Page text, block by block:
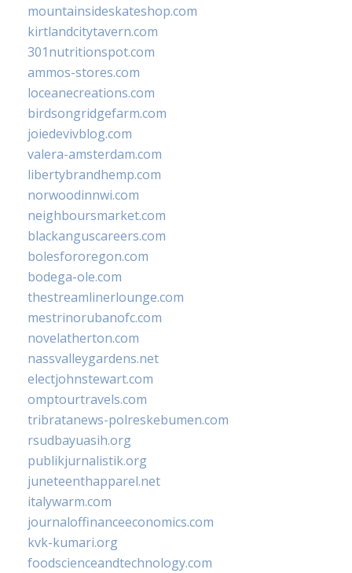
mountainsideskateshop.com
kirtlandcitytavern.com
301nutritionspot.com
ammos-stores.com
loceanecreations.com
birdsongridgefarm.com
joiedevivblog.com
valera-amsterdam.com
libertybrandhemp.com
norwoodinnwi.com
neighboursmarket.com
blackanguscareers.com
bolesfororegon.com
bodega-ole.com
thestreamlinerlounge.com
mestrinorubanofc.com
novelatherton.com
nassvalleygardens.net
electjohnstewart.com
omptourtravels.com
tribratanews-polreskebumen.com
rsudbayuasih.org
publikjurnalistik.org
juneteenthapparel.net
italywarm.com
journaloffinanceeconomics.com
kvk-kumari.org
foodscienceandtechnology.com